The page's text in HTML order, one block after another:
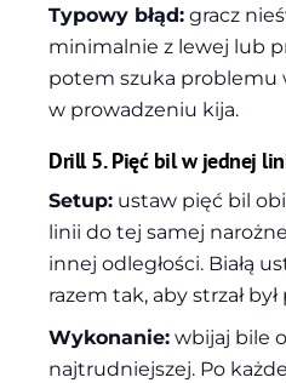
Typowy błąd: gracz
minimalnie z lewej lub
potem szuka problemu
w prowadzeniu kija.
Drill 5. Pięć bil w jednej
Setup: ustaw pięć bil
linii do tej samej
innej odległości. Białą
razem tak, aby strzał był
Wykonanie: wbijaj bile
najtrudniejszej. Po